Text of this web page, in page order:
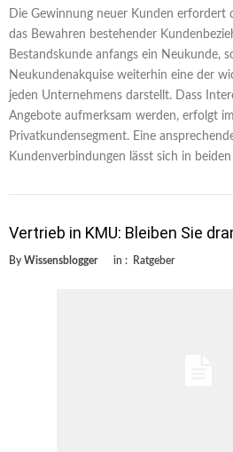
Die Gewinnung neuer Kunden erfordert
das Bewahren bestehender
Bestandskunde anfangs ein Neukunde,
Neukundenakquise weiterhin eine der
jeden Unternehmens darstellt. Dass
Angebote aufmerksam werden, erfolgt
Privatkundensegment. Eine
Kundenverbindungen lässt sich in
Vertrieb in KMU: Bleiben Sie
By Wissensblogger in : Ratgeber